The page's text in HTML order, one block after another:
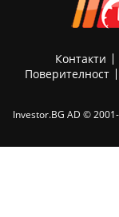
Контакти
Поверителност
Investor.BG AD ©